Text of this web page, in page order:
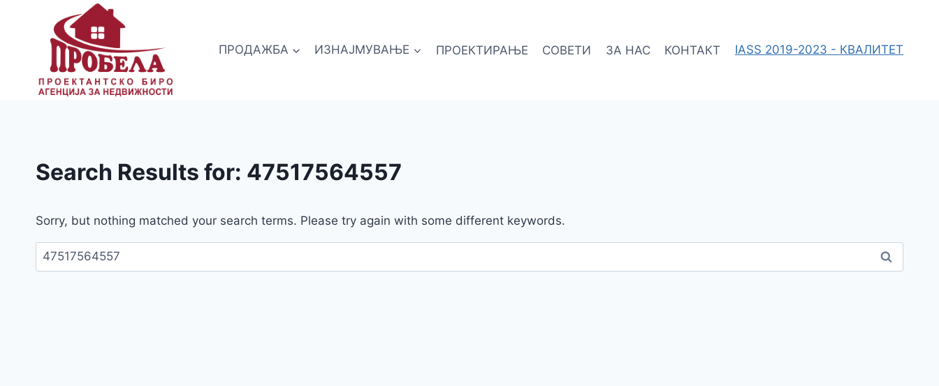
ПРОДАЖБА ИЗНАЈМУВАЊЕ ПРОЕКТИРАЊЕ СОВЕТИ ЗА НАС КОНТАКТ IASS 2019-2023 - КВАЛИТЕТ
Search Results for: 47517564557
Sorry, but nothing matched your search terms. Please try again with some different keywords.
Пребарувај
за: